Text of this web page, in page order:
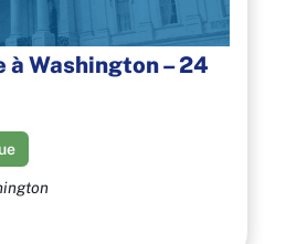
à Washington – 24